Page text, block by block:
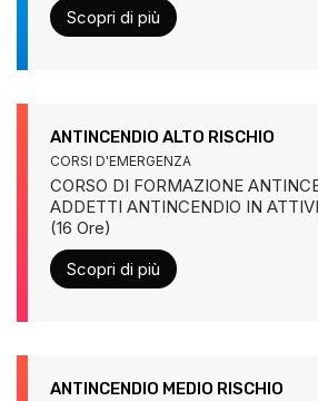
Scopri di più
ANTINCENDIO ALTO RISCHIO
CORSI D'EMERGENZA
CORSO DI FORMAZIONE
ADDETTI ANTINCENDIO IN
(16 Ore)
Scopri di più
ANTINCENDIO MEDIO RISCHIO